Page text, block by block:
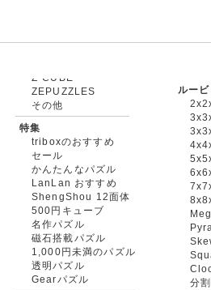
ZEPUZZLES
その他
特集
triboxのおすすめ
セール
かんたんなパズル
LanLan おすすめ
ShengShou 12面体
500円キューブ
名作パズル
磁石搭載パズル
1,000円未満のパズル
透明パズル
Gearパズル
ルー
分